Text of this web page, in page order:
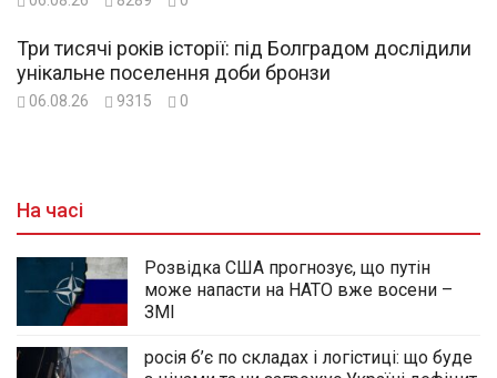
Три тисячі років історії: під Болградом дослідили
унікальне поселення доби бронзи
06.08.26 9315 0
На часі
Розвідка США прогнозує, що путін
може напасти на НАТО вже восени –
ЗМІ
росія б’є по складах і логістиці: що буде